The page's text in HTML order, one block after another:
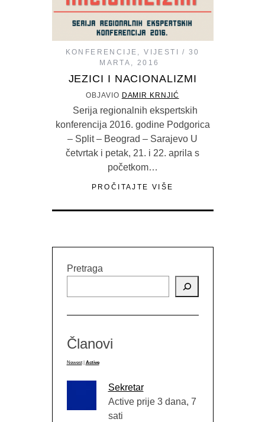
KONFERENCIJE ,VIJESTI
30
MARTA, 2016
JEZICI I NACIONALIZMI
OBJAVIO DAMIR KRNJIĆ
Serija regionalnih ekspertskih
konferencija 2016. godine Podgorica
– Split – Beograd – Sarajevo U
četvrtak i petak, 21. i 22. aprila s
početkom…
PROČITAJTE VIŠE
Pretraga
Članovi
Newest | Active
Sekretar
Active prije 3 dana, 7
sati